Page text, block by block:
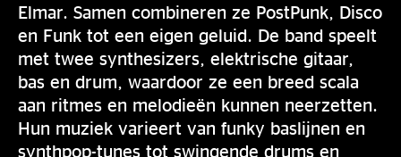
Elmar. Samen combineren ze PostPunk, Disco
en Funk tot een eigen geluid. De band speelt
met twee synthesizers, elektrische gitaar,
bas en drum, waardoor ze een breed scala
aan ritmes en melodieën kunnen neerzetten.
Hun muziek varieert van funky baslijnen en
synthpop-tunes tot swingende drums en